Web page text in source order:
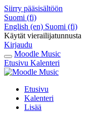
Siirry pääsisältöön
Suomi ‎(fi)‎
English ‎(en)‎ Suomi ‎(fi)‎
Käytät vierailijatunnusta
Kirjaudu
Moodle Music
Etusivu Kalenteri
Etusivu
Kalenteri
Lisää